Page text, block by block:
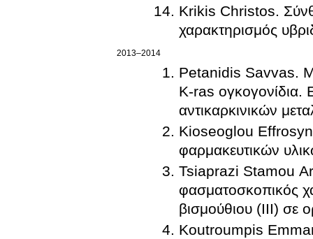
Krikis Christos.
χαρακτηρισμός
2013–2014
Petanidis Savvas.
K-ras ογκογονίδια.
αντικαρκινικών
Kioseoglou
φαρμακευτικών
Tsiaprazi Stamou
φασματοσκοπικός
βισμούθιου (ΙΙΙ)
Koutroumpis